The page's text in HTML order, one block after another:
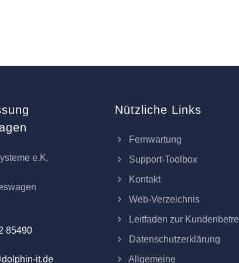
e.K.
85490
it.de
Nützliche Links
Fernwartung
Support-Toolbox
Kontakt
Web-Verzeichnis
Leitfaden zur
Datenschutzerklärung
Allgemeine